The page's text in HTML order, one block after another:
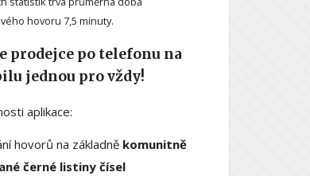
hovoru 7,5 minuty.
prodejce po telefonu na
jednou pro vždy!
aplikace:
hovorů na základně komunitně
černé listiny čísel